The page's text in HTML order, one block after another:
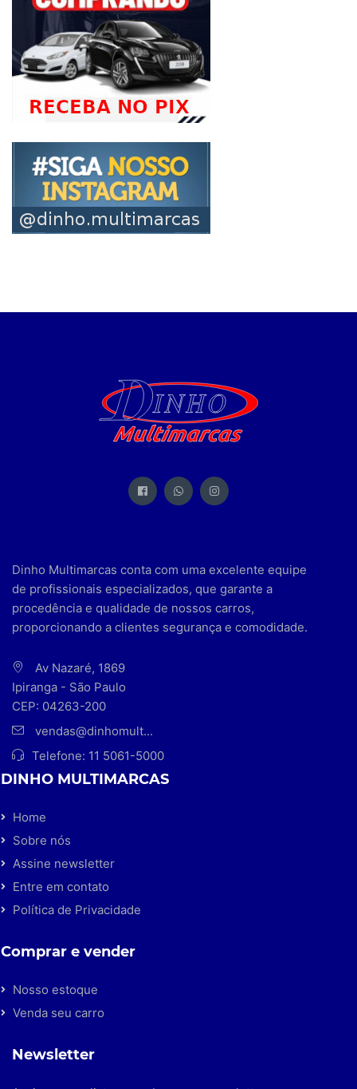
Dinho Multimarcas conta com uma excelente equipe
de profissionais especializados, que garante a
procedência e qualidade de nossos carros,
proporcionando a clientes segurança e comodidade.
Av Nazaré, 1869
Ipiranga - São Paulo
CEP: 04263-200
vendas@dinhomult...
Telefone: 11 5061-5000
DINHO MULTIMARCAS
Home
Sobre nós
Assine newsletter
Entre em contato
Política de Privacidade
Comprar e vender
Nosso estoque
Venda seu carro
Newsletter